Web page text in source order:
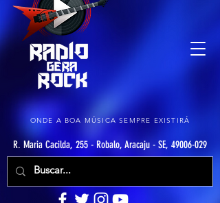
ONDE A BOA MÚSICA SEMPRE EXISTIRÁ
R. Maria Cacilda, 255 - Robalo, Aracaju - SE, 49006-029